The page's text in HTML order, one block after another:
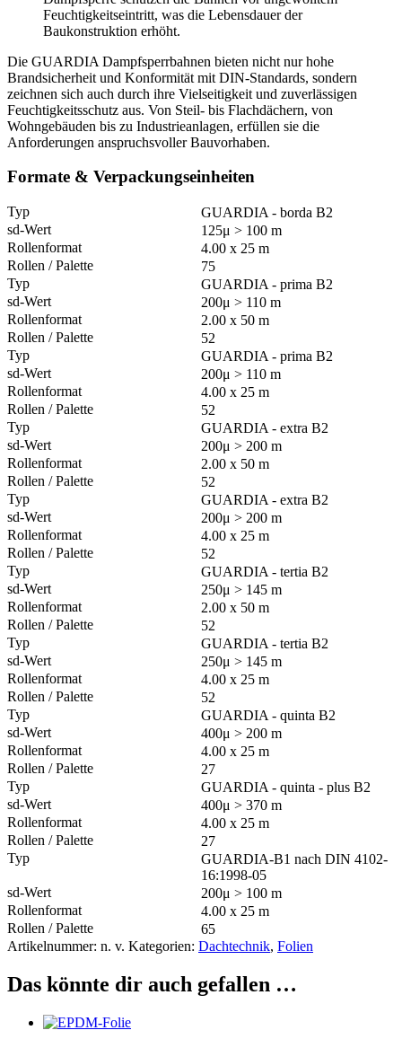
Feuchtigkeitseintritt, was die Lebensdauer der
Baukonstruktion erhöht.
Die GUARDIA Dampfsperrbahnen bieten nicht nur hohe
Brandsicherheit und Konformität mit DIN-Standards, sondern
zeichnen sich auch durch ihre Vielseitigkeit und zuverlässigen
Feuchtigkeitsschutz aus. Von Steil- bis Flachdächern, von
Wohngebäuden bis zu Industrieanlagen, erfüllen sie die
Anforderungen anspruchsvoller Bauvorhaben.
Formate & Verpackungseinheiten
GUARDIA - borda B2
125μ > 100 m
4.00 x 25 m
75
GUARDIA - prima B2
200μ > 110 m
2.00 x 50 m
52
GUARDIA - prima B2
200μ > 110 m
4.00 x 25 m
52
GUARDIA - extra B2
200μ > 200 m
2.00 x 50 m
52
GUARDIA - extra B2
200μ > 200 m
4.00 x 25 m
52
GUARDIA - tertia B2
250μ > 145 m
2.00 x 50 m
52
GUARDIA - tertia B2
250μ > 145 m
4.00 x 25 m
52
GUARDIA - quinta B2
400μ > 200 m
4.00 x 25 m
27
GUARDIA - quinta - plus B2
400μ > 370 m
4.00 x 25 m
27
GUARDIA-B1 nach DIN 4102-
16:1998-05
200μ > 100 m
4.00 x 25 m
65
Artikelnummer: n. v. Kategorien: Dachtechnik, Folien
Das könnte dir auch gefallen …